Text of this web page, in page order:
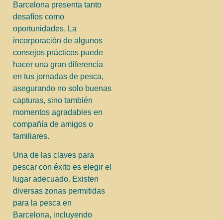
Barcelona presenta tanto
desafíos como
oportunidades. La
incorporación de algunos
consejos prácticos puede
hacer una gran diferencia
en tus jornadas de pesca,
asegurando no solo buenas
capturas, sino también
momentos agradables en
compañía de amigos o
familiares.
Una de las claves para
pescar con éxito es elegir el
lugar adecuado. Existen
diversas zonas permitidas
para la pesca en
Barcelona, incluyendo